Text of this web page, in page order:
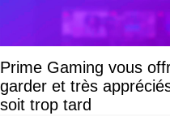
Prime Gaming vous
garder et très
soit trop tard